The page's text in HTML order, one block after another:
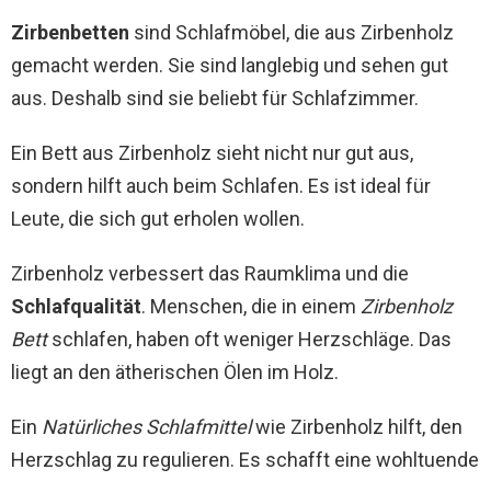
Zirbenbetten sind Schlafmöbel, die aus Zirbenholz
gemacht werden. Sie sind langlebig und sehen gut
aus. Deshalb sind sie beliebt für Schlafzimmer.
Ein Bett aus Zirbenholz sieht nicht nur gut aus,
sondern hilft auch beim Schlafen. Es ist ideal für
Leute, die sich gut erholen wollen.
Zirbenholz verbessert das Raumklima und die
Schlafqualität. Menschen, die in einem Zirbenholz
Bettschlafen, haben oft weniger Herzschläge. Das
liegt an den ätherischen Ölen im Holz.
Ein Natürliches Schlafmittelwie Zirbenholz hilft, den
Herzschlag zu regulieren. Es schafft eine wohltuende